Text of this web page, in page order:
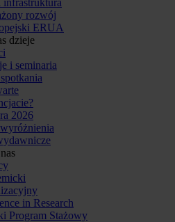
rozwój
ERUA
dzieje
i seminaria
2026
in Research
Program Stażowy